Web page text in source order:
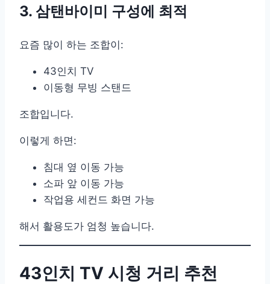
3. 삼탠바이미 구성에 최적
요즘 많이 하는 조합이:
43인치 TV
이동형 무빙 스탠드
조합입니다.
이렇게 하면:
침대 옆 이동 가능
소파 앞 이동 가능
작업용 세컨드 화면 가능
해서 활용도가 엄청 높습니다.
43인치 TV 시청 거리 추천